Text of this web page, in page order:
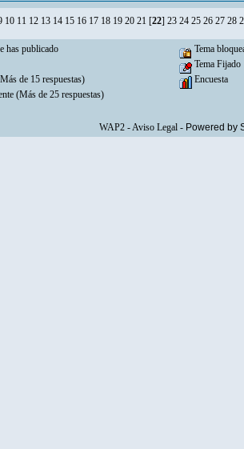
10 11 12 13 14 15 16 17 18 19 20 21 [22] 23 24 25 26 27 28
has publicado
de 15 respuestas)
(Más de 25 respuestas)
Tema
Tema Fijado
Encuesta
WAP2-Aviso Legal- Powered by